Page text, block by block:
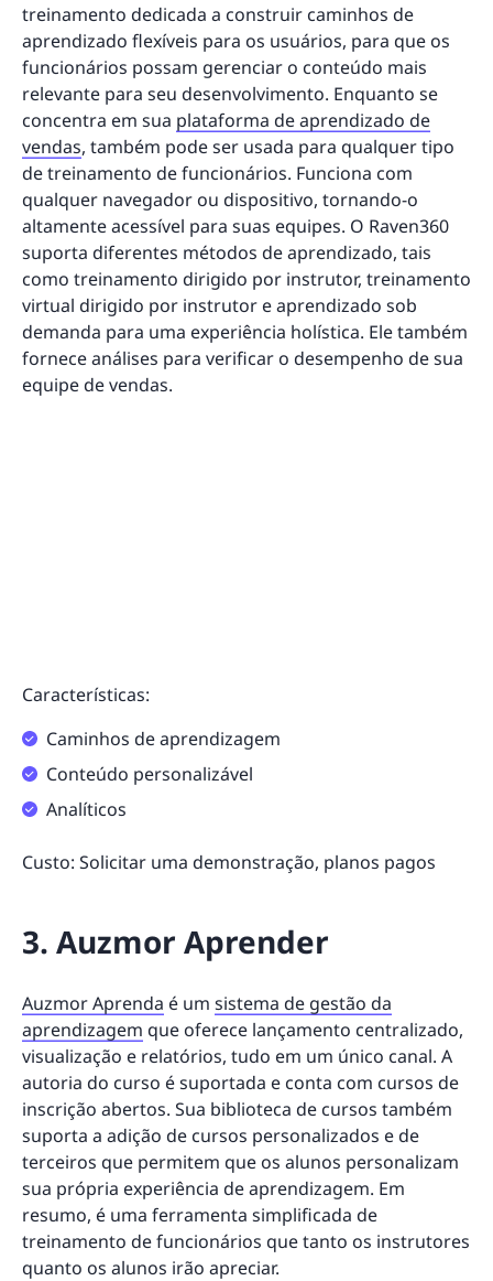
treinamento dedicada a construir caminhos de
aprendizado flexíveis para os usuários, para que os
funcionários possam gerenciar o conteúdo mais
relevante para seu desenvolvimento. Enquanto se
concentra em sua plataforma de aprendizado de
vendas, também pode ser usada para qualquer tipo
de treinamento de funcionários. Funciona com
qualquer navegador ou dispositivo, tornando-o
altamente acessível para suas equipes. O Raven360
suporta diferentes métodos de aprendizado, tais
como treinamento dirigido por instrutor, treinamento
virtual dirigido por instrutor e aprendizado sob
demanda para uma experiência holística. Ele também
fornece análises para verificar o desempenho de sua
equipe de vendas.
Características:
Caminhos de aprendizagem
Conteúdo personalizável
Analíticos
Custo: Solicitar uma demonstração, planos pagos
3. Auzmor Aprender
Auzmor Aprenda é um sistema de gestão da
aprendizagem que oferece lançamento centralizado,
visualização e relatórios, tudo em um único canal. A
autoria do curso é suportada e conta com cursos de
inscrição abertos. Sua biblioteca de cursos também
suporta a adição de cursos personalizados e de
terceiros que permitem que os alunos personalizam
sua própria experiência de aprendizagem. Em
resumo, é uma ferramenta simplificada de
treinamento de funcionários que tanto os instrutores
quanto os alunos irão apreciar.